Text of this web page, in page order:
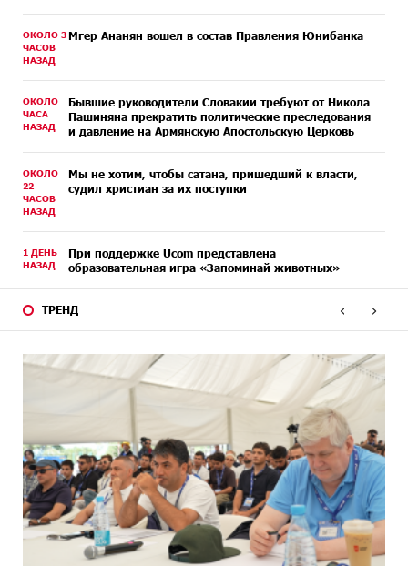
ОКОЛО 3
ЧАСОВ
НАЗАД
Мгер Ананян вошел в состав Правления Юнибанка
ОКОЛО
ЧАСА
НАЗАД
Бывшие руководители Словакии требуют от Никола
Пашиняна прекратить политические преследования
и давление на Армянскую Апостольскую Церковь
ОКОЛО
22
ЧАСОВ
НАЗАД
Мы не хотим, чтобы сатана, пришедший к власти,
судил христиан за их поступки
1 ДЕНЬ
НАЗАД
При поддержке Ucom представлена
образовательная игра «Запоминай животных»
1 ДЕНЬ
Армения оказалась на грани исторической
2 ДНЕЙ
Выполняя требования агрессора, мира не достичь.
Аршак Карапетян
Moody’s изменило прогноз по рейтингам IDBank на
позитивный
3 ДНЕЙ
НАЗАД
IDBank представляет новую карту Mastercard World с
преимуществами для путешествий и специальной
акцией
Ucom и FPWC обеспечат круглосуточный мониторинг
ТРЕНД ‹ ›